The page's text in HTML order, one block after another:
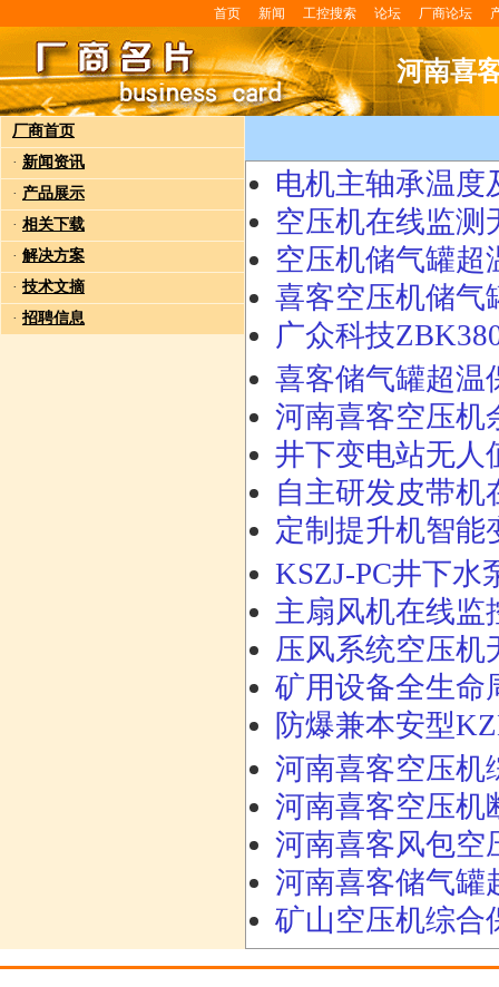
首页 新闻 工控搜索 论坛 厂商论坛
河南喜
厂商首页
· 新闻资讯
· 产品展示
· 相关下载
· 解决方案
· 技术文摘
· 招聘信息
电机主轴承温度
空压机在线监测
空压机储气罐超
喜客空压机储气
广众科技
喜客储气罐超温
河南喜客空压机
井下变电站无人
自主研发皮带机
定制提升机智能
KSZJ-PC井下水
主扇风机在线监
压风系统空压机
矿用设备全生命
防爆兼本安型
河南喜客空压机
河南喜客空压机
河南喜客风包空
河南喜客储气罐
矿山空压机综合